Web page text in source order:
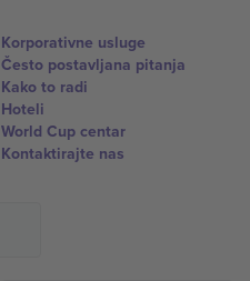
Korporativne usluge
Često postavljana pitanja
Kako to radi
Hoteli
World Cup centar
Kontaktirajte nas